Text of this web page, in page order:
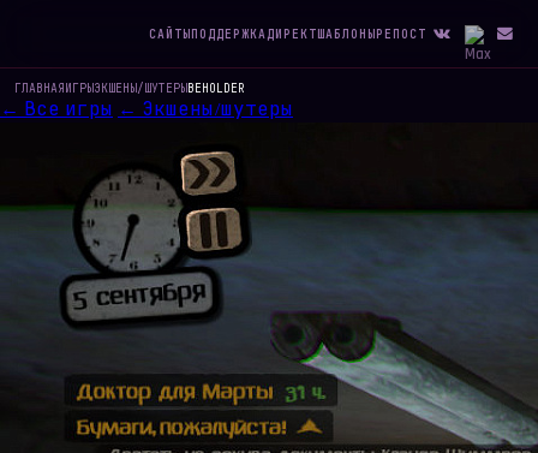
САЙТЫПОДДЕРЖКА ДИРЕКТШАБЛОНЫРЕПОСТ
ГЛАВНАЯИГРЫЭКШЕНЫ/ШУТЕРЫBEHOLDER
← Все игры ← Экшены/шутеры